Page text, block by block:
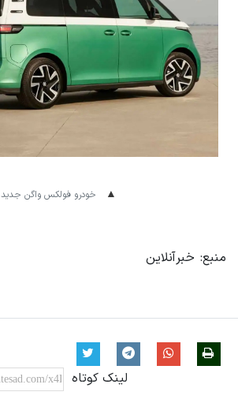
خودرو فولکس واگن جدید
منبع: خبرآنلاین
لینک کوتاه